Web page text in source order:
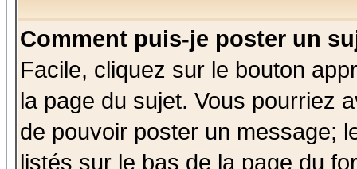
Comment puis-je poster un
Facile, cliquez sur le bouton
la page du sujet. Vous pourriez
de pouvoir poster un message;
listés sur le bas de la page du